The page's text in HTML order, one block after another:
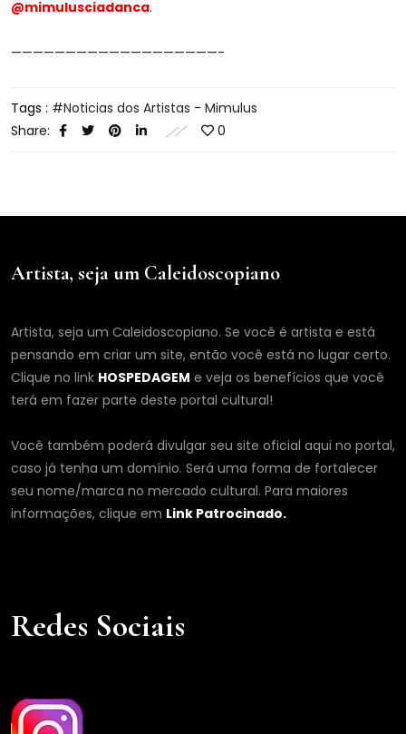
@mimulusciadanca.
———————————————————-
Tags :
Noticias dos Artistas - Mimulus
Share:
0
Artista, seja um Caleidoscopiano
Artista, seja um Caleidoscopiano. Se você é artista e está
pensando em criar um site, então você está no lugar certo.
Clique no link HOSPEDAGEM e veja os benefícios que você
terá em fazer parte deste portal cultural!
Você também poderá divulgar seu site oficial aqui no portal,
caso já tenha um domínio. Será uma forma de fortalecer
seu nome/marca no mercado cultural. Para maiores
informações, clique em Link Patrocinado.
Redes Sociais